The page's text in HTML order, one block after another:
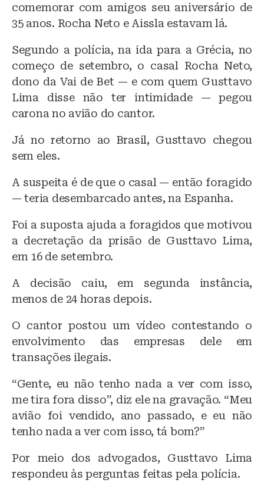
comemorar com amigos seu aniversário de
35 anos. Rocha Neto e Aissla estavam lá.
Segundo a polícia, na ida para a Grécia, no
começo de setembro, o casal Rocha Neto,
dono da Vai de Bet — e com quem Gusttavo
Lima disse não ter intimidade — pegou
carona no avião do cantor.
Já no retorno ao Brasil, Gusttavo chegou
sem eles.
A suspeita é de que o casal — então foragido
— teria desembarcado antes, na Espanha.
Foi a suposta ajuda a foragidos que motivou
a decretação da prisão de Gusttavo Lima,
em 16 de setembro.
A decisão caiu, em segunda instância,
menos de 24 horas depois.
O cantor postou um vídeo contestando o
envolvimento das empresas dele em
transações ilegais.
“Gente, eu não tenho nada a ver com isso,
me tira fora disso”, diz ele na gravação. “Meu
avião foi vendido, ano passado, e eu não
tenho nada a ver com isso, tá bom?”
Por meio dos advogados, Gusttavo Lima
respondeu às perguntas feitas pela polícia.